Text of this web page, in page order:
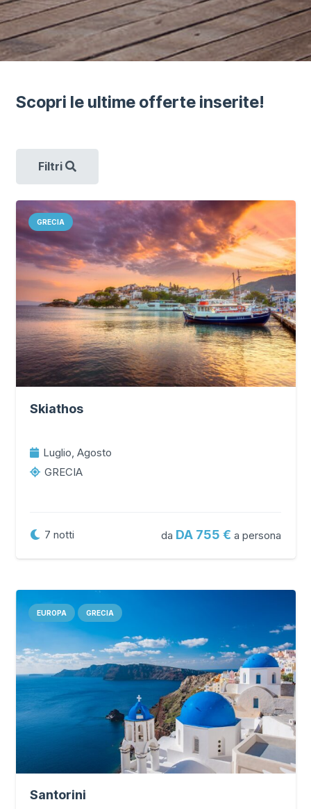
Scopri le ultime offerte inserite!
Filtri
GRECIA
Skiathos
Luglio, Agosto
GRECIA
7 notti da DA 755 a persona
EUROPA GRECIA
Santorini